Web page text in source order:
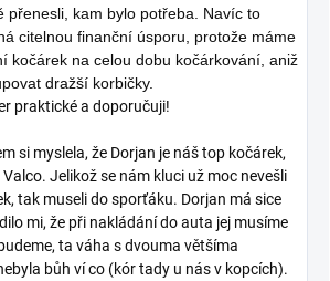
přenesli, kam bylo potřeba. Navíc to
citelnou finanční úsporu, protože máme
kočárek na celou dobu kočárkování, aniž
dražší korbičky.
praktické a doporučuji!
si myslela, že Dorjan je náš top kočárek,
Jelikož se nám kluci už moc nevešli
tak museli do sporťáku. Dorjan má sice
mi, že při nakládání do auta jej musíme
ta váha s dvouma většíma
bůh ví co (kór tady u nás v kopcích).